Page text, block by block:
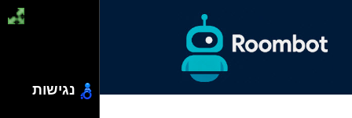
נגישות